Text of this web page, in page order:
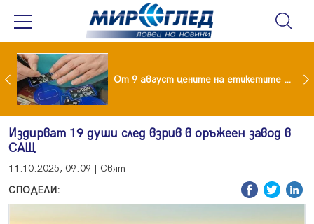
Проект за изграждане на 13-етажна "мегаджамия" разгневи жителите на Лондон От 9 август цените на етикетите само в евро
Издирват 19 души след взрив в оръжеен завод в
САЩ
11.10.2025, 09:09 | Свят
СПОДЕЛИ: